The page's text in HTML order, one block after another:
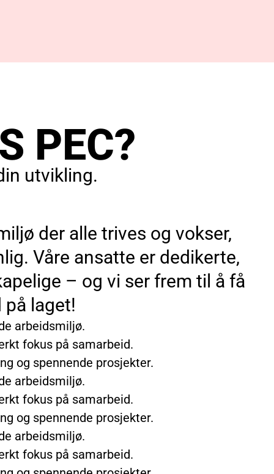
PEC?
utvikling.
der alle trives og vokser,
Våre ansatte er dedikerte,
– og vi ser frem til å få
laget!
arbeidsmiljø.
fokus på samarbeid.
og spennende prosjekter.
arbeidsmiljø.
fokus på samarbeid.
og spennende prosjekter.
arbeidsmiljø.
fokus på samarbeid.